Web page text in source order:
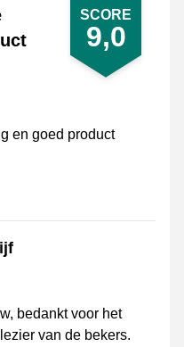
SCORE
9,0
en goed product
bedankt voor het
van de bekers.